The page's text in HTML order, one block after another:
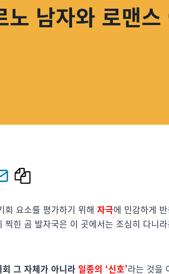
남자와 로맨스
회 요소를 평가하기 위해 자극에 민감하게
힌 곰 발자국은 이 곳에서는 조심히 다니
그 자체가 아니라 일종의 ‘신호’라는 것을